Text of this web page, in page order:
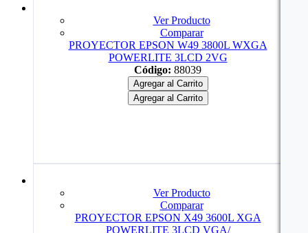
Ver Producto
Comparar
PROYECTOR EPSON W49 3800L WXGA
POWERLITE 3LCD 2VG
Código: 88039
Agregar al Carrito
Agregar al Carrito
Ver Producto
Comparar
PROYECTOR EPSON X49 3600L XGA
POWERLITE 3LCD VGA/